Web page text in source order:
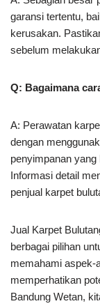
garansi tertentu,
kerusakan.
sebelum
Q: Bagaimana
A: Perawatan
dengan
penyimpanan
Informasi detail
penjual karpet
Jual Karpet
berbagai pilihan
memahami aspek-
memperhatikan
Bandung Wetan,